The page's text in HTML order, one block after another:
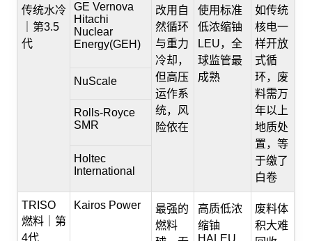
传统水冷
｜第3.5
代
GE Vernova
Hitachi
Nuclear
Energy(GEH)
改用自
然循环
与重力
冷却，
但高压
运作系
统，风
险依在
使用标准
低浓缩铀
LEU，全
球监管最
成熟
如传统
核电一
样开放
式循
环，废
料需万
年以上
地质处
置，等
于缴了
白卷
NuScale
Rolls-Royce
SMR
Holtec
International
TRISO
燃料｜第
4代
Kairos Power
最强的
燃料
高质低浓
缩铀
废料体
积大难